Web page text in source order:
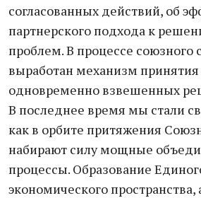
согласованных действий, об
партнерского подхода к
проблем. В процессе союзного
выработан механизм
одновременно взвешенных
В последнее время мы стали
как в орбите притяжения
набирают силу мощные
процессы. Образование
экономического